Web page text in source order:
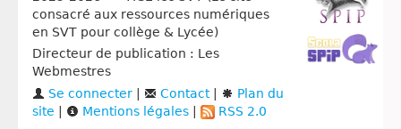
consacré aux ressources numériques
en SVT pour collège & Lycée)
Directeur de publication : Les
Webmestres
Se connecter | Contact|
Plan du
site | Mentions légales | RSS 2.0